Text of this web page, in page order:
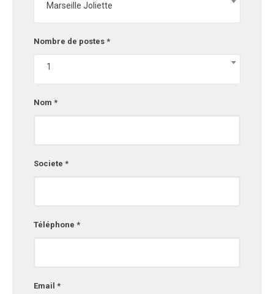
Marseille Joliette
Nombre de postes *
1
Nom *
Societe *
Téléphone *
Email *